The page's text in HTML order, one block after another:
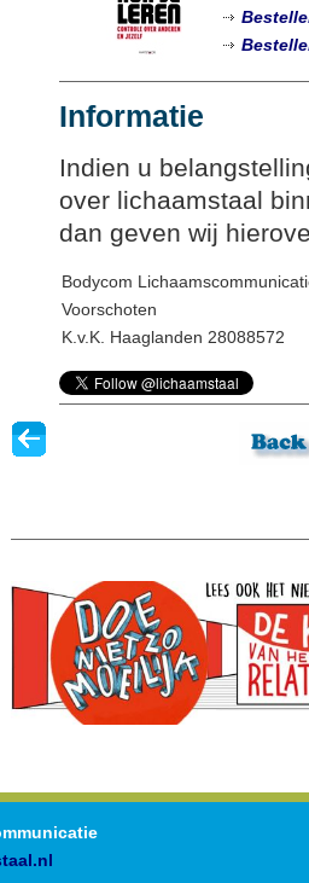
Informatie
Indien u
over lichaamstaal
dan geven wij
Bodycom
Voorschoten
K.v.K. Haaglanden 28088572